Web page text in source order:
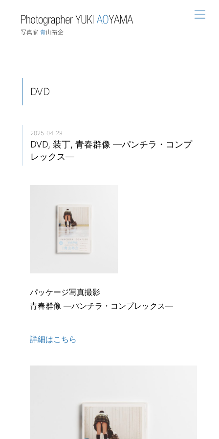
DVD
2025-04-29
DVD, 装丁, 青春群像 ―パンチラ・コンプ
レックス―
パッケージ写真撮影
青春群像 ―パンチラ・コンプレックス―
詳細はこちら